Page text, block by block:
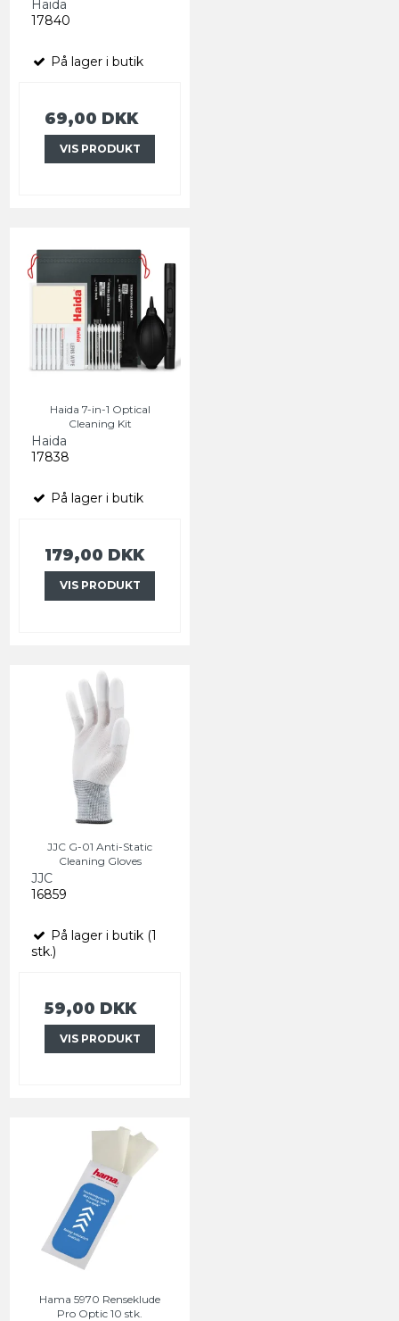
Haida
17840
På lager i butik
69,00 DKK
VIS PRODUKT
Haida 7-in-1 Optical
Cleaning Kit
Haida
17838
På lager i butik
179,00 DKK
VIS PRODUKT
JJC G-01 Anti-Static
Cleaning Gloves
JJC
16859
På lager i butik (1
stk.)
59,00 DKK
VIS PRODUKT
Hama 5970 Renseklude
Pro Optic 10 stk.